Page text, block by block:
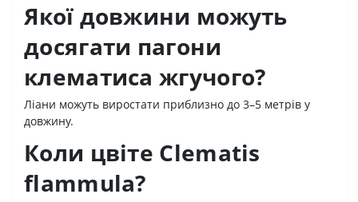
Якої довжини можуть
досягати пагони
клематиса жгучого?
Ліани можуть виростати приблизно до 3–5 метрів у
довжину.
Коли цвіте Clematis
flammula?